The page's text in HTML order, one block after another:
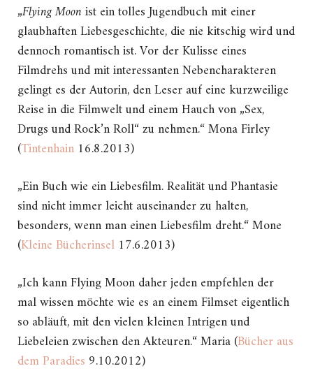
„Flying Moonist ein tolles Jugendbuch mit einer
glaubhaften Liebesgeschichte, die nie kitschig wird und
dennoch romantisch ist. Vor der Kulisse eines
Filmdrehs und mit interessanten Nebencharakteren
gelingt es der Autorin, den Leser auf eine kurzweilige
Reise in die Filmwelt und einem Hauch von „Sex,
Drugs und Rock’n Roll“ zu nehmen.“ Mona Firley
(Tintenhain 16.8.2013)
„Ein Buch wie ein Liebesfilm. Realität und Phantasie
sind nicht immer leicht auseinander zu halten,
besonders, wenn man einen Liebesfilm dreht.“ Mone
(Kleine Bücherinsel 17.6.2013)
„Ich kann Flying Moon daher jeden empfehlen der
mal wissen möchte wie es an einem Filmset eigentlich
so abläuft, mit den vielen kleinen Intrigen und
Liebeleien zwischen den Akteuren.“ Maria (Bücher aus
dem Paradies 9.10.2012)